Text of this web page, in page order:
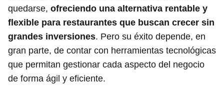
quedarse, ofreciendo una alternativa rentable y
flexible para restaurantes que buscan crecer sin
grandes inversiones. Pero su éxito depende, en
gran parte, de contar con herramientas tecnológicas
que permitan gestionar cada aspecto del negocio
de forma ágil y eficiente.